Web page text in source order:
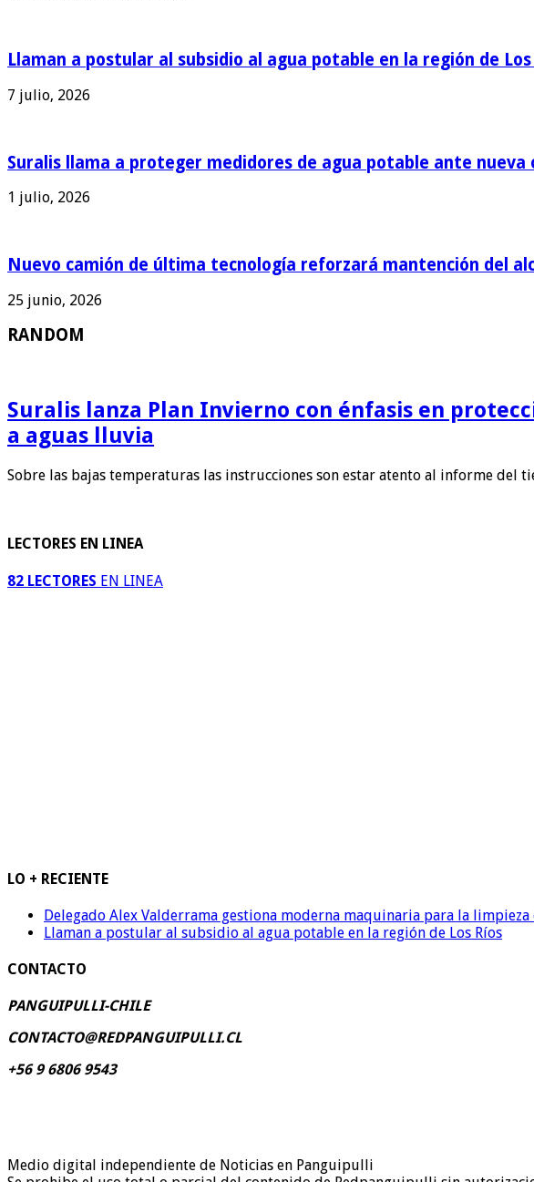
Llaman a postular al subsidio al agua potable en la región de Los
7 julio, 2026
Suralis llama a proteger medidores de agua potable ante nueva
1 julio, 2026
Nuevo camión de última tecnología reforzará mantención del
25 junio, 2026
RANDOM
Suralis lanza Plan Invierno con énfasis en
a aguas lluvia
Sobre las bajas temperaturas las instrucciones son estar atento al informe del
LECTORES EN LINEA
82 LECTORES EN LINEA
LO + RECIENTE
Delegado Alex Valderrama gestiona moderna maquinaria para la
Llaman a postular al subsidio al agua potable en la región de Los Ríos
CONTACTO
PANGUIPULLI-CHILE
CONTACTO@REDPANGUIPULLI.CL
+56 9 6806 9543
Medio digital independiente de Noticias en Panguipulli